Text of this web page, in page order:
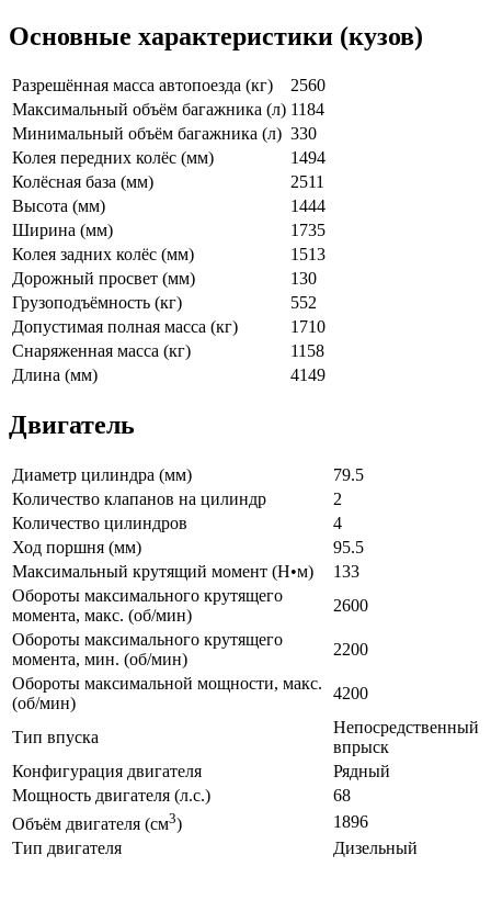
Основные характеристики (кузов)
Разрешённая масса автопоезда (кг)
2560
Максимальный объём багажника (л) 1184
Минимальный объём багажника (л) 330
Колея передних колёс (мм)
1494
Колёсная база (мм)
2511
Высота (мм)
1444
Ширина (мм)
1735
Колея задних колёс (мм)
1513
Дорожный просвет (мм)
130
Грузоподъёмность (кг)
552
Допустимая полная масса (кг)
1710
Снаряженная масса (кг)
1158
Длина (мм)
4149
Двигатель
Диаметр цилиндра (мм)
79.5
Количество клапанов на цилиндр
2
Количество цилиндров
4
Ход поршня (мм)
95.5
Максимальный крутящий момент (Н•м)
133
Обороты максимального крутящего
момента, макс. (об/мин)
2600
Обороты максимального крутящего
момента, мин. (об/мин)
2200
Обороты максимальной мощности, макс.
(об/мин)
4200
Тип впуска
Непосредственный
впрыск
Конфигурация двигателя
Рядный
Мощность двигателя (л.с.)
68
Объём двигателя (см3)
1896
Тип двигателя
Дизельный